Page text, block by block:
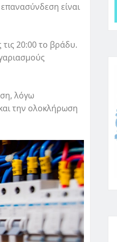
είναι
20:00 το βράδυ.
λόγω
την ολοκλήρωση